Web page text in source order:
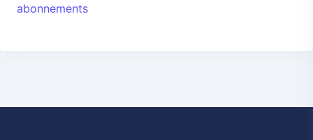
abonnements